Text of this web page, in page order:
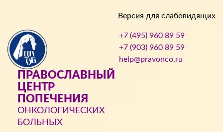
Версия для слабовидящих
ПРАВОСЛАВНЫЙ
ЦЕНТР
ПОПЕЧЕНИЯ
ОНКОЛОГИЧЕСКИХ
БОЛЬНЫХ
+7 (495) 960 89 59
+7 (903) 960 89 59
help@pravonco.ru